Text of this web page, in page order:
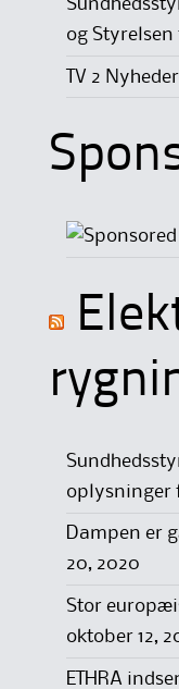
og
TV 2 Nyheder
oplysninger
Dampen er
20, 2020
Stor
oktober 12,
ETHRA